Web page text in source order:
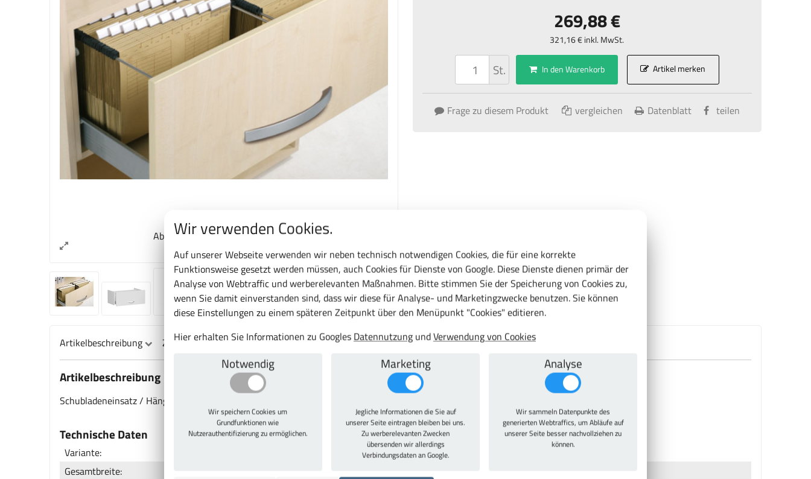
Abb. kann vom Original abweichen
269,88 €
321,16 € inkl. MwSt.
St. In den Warenkorb Artikel merken
Frage zu diesem Produkt vergleichen Datenblatt teilen
Artikelbeschreibung Zu diesem Artikel passt auch
Artikelbeschreibung
Schubladeneinsatz / Hängeregistratur, 1 Ordnerhöhe, passend für Schrankbreite 800 mm.
Technische Daten
Variante:
Dekor Ahorn
Gesamtbreite:
Wir verwenden Cookies.
Auf unserer Webseite verwenden wir neben technisch notwendigen Cookies, die für eine korrekte
Funktionsweise gesetzt werden müssen, auch Cookies für Dienste von Google. Diese Dienste dienen primär der
Analyse von Webtraffic und werberelevanten Maßnahmen. Bitte stimmen Sie der Speicherung von Cookies zu,
wenn Sie damit einverstanden sind, dass wir diese für Analyse- und Marketingzwecke benutzen. Sie können
diese Einstellungen zu einem späteren Zeitpunkt über den Menüpunkt "Cookies" editieren.
Hier erhalten Sie Informationen zu Googles Datennutzung undVerwendung von Cookies
Notwendig
Wir speichern Cookies um
Grundfunktionen wie
Nutzerauthentifizierung zu ermöglichen.
Marketing
Jegliche Informationen die Sie auf
unserer Seite eintragen bleiben bei uns.
Zu werberelevanten Zwecken
übersenden wir allerdings
Verbindungsdaten an Google.
Analyse
Wir sammeln Datenpunkte des
generierten Webtraffics, um Abläufe auf
unserer Seite besser nachvollziehen zu
können.